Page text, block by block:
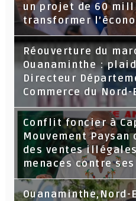
un projet de 60
transformer
Réouverture du
Ouanaminthe :
Directeur
Commerce du Nord-
Conflit foncier à
Mouvement Paysan
des ventes
menaces contre
Ouanaminthe,Nord-